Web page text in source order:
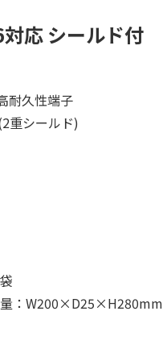
応 シールド付
耐久性端子
重シールド)
：W200×D25×H280mm